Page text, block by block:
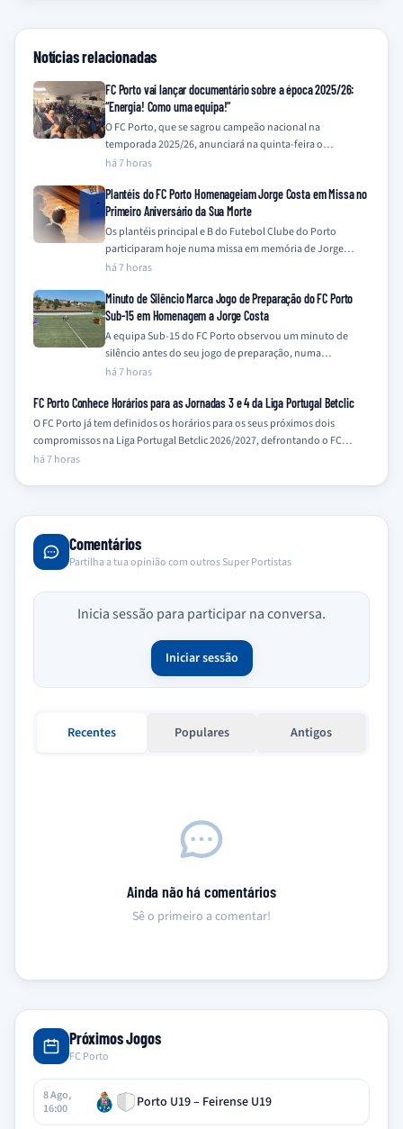
Notícias relacionadas
FC Porto vai lançar documentário sobre a época 2025/26:
“Energia! Como uma equipa!”
O FC Porto, que se sagrou campeão nacional na
temporada 2025/26, anunciará na quinta-feira o
lançamento de um documentário que retrata a…
há 7 horas
Plantéis do FC Porto Homenageiam Jorge Costa em Missa no
Primeiro Aniversário da Sua Morte
Os plantéis principal e B do Futebol Clube do Porto
participaram hoje numa missa em memória de Jorge
Costa, assinalando o primeiro…
há 7 horas
Minuto de Silêncio Marca Jogo de Preparação do FC Porto
Sub-15 em Homenagem a Jorge Costa
A equipa Sub-15 do FC Porto observou um minuto de
silêncio antes do seu jogo de preparação, numa
homenagem a Jorge Costa…
há 7 horas
FC Porto Conhece Horários para as Jornadas 3 e 4 da Liga Portugal Betclic
O FC Porto já tem definidos os horários para os seus próximos dois
compromissos na Liga Portugal Betclic 2026/2027, defrontando o FC…
há 7 horas
Comentários
Partilha a tua opinião com outros Super Portistas
Inicia sessão para participar na conversa.
Iniciar sessão
Recentes Populares Antigos
Ainda não há comentários
Sê o primeiro a comentar!
Próximos Jogos
FC Porto
8 Ago,
16:00
Porto U19 – Feirense U19